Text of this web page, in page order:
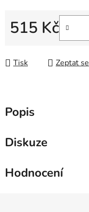
515 Kč
Tisk Zeptat se
Popis
Diskuze
Hodnocení